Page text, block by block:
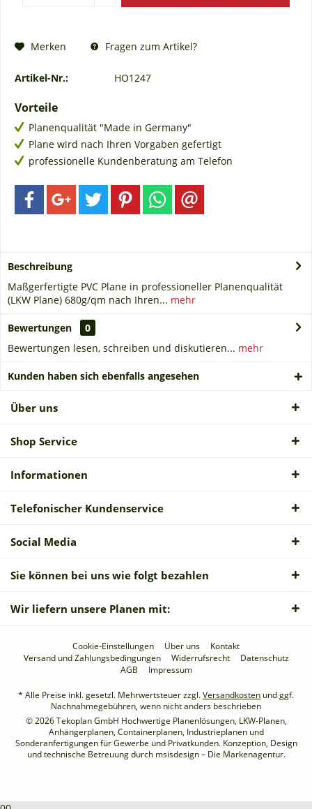
Merken Fragen zum Artikel?
Artikel-Nr.: HO1247
Vorteile
Planenqualität "Made in Germany"
Plane wird nach Ihren Vorgaben gefertigt
professionelle Kundenberatung am Telefon
Beschreibung
Maßgerfertigte PVC Plane in professioneller Planenqualität
(LKW Plane) 680g/qm nach Ihren... mehr
Bewertungen
0
Bewertungen lesen, schreiben und diskutieren... mehr
Kunden haben sich ebenfalls angesehen
Über uns
Shop Service
Informationen
Telefonischer Kundenservice
Social Media
Sie können bei uns wie folgt bezahlen
Wir liefern unsere Planen mit:
Cookie-Einstellungen Über uns
Kontakt
Versand und Zahlungsbedingungen
Widerrufsrecht
Datenschutz
AGB
Impressum
* Alle Preise inkl. gesetzl. Mehrwertsteuer zzgl.Versandkosten und ggf.
Nachnahmegebühren, wenn nicht anders beschrieben
© 2026 Tekoplan GmbH Hochwertige Planenlösungen, LKW-Planen,
Anhängerplanen, Containerplanen, Industrieplanen und
Sonderanfertigungen für Gewerbe und Privatkunden. Konzeption, Design
und technische Betreuung durch msisdesign – Die Markenagentur.